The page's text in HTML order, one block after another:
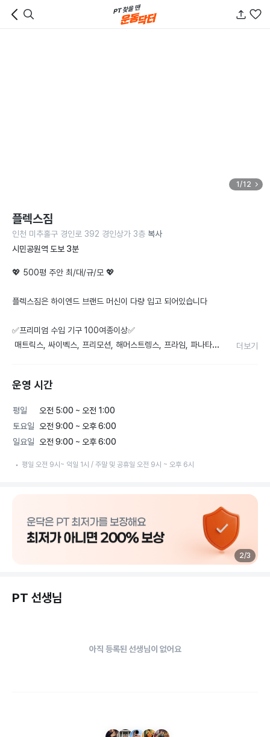
1/12
플렉스짐
인천 미추홀구 경인로 392 경인상가 3층 복사
시민공원역 도보 3분
💖 500평 주안 최/대/규/모 💖
플렉스짐은 하이엔드 브랜드 머신이 다량 입고 되어있습니다
✅프리미엄 수입 기구 100여종이상✅
매트릭스, 싸이벡스, 프리모션, 해머스트렝스, 프라임, 파나타
니다
더보기
운영 시간
평일
오전 5:00 ~ 오전 1:00
토요일
오전 9:00 ~ 오후 6:00
일요일
오전 9:00 ~ 오후 6:00
평일 오전 9시~ 익일 1시 / 주말 및 공휴일 오전 9시 ~ 오후 6시
2/3
PT 선생님
아직 등록된 선생님이 없어요